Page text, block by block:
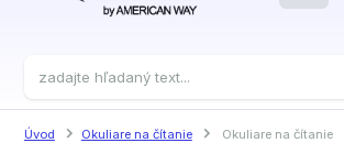
Úvod Okuliare na čítanie Okuliare na čítanie